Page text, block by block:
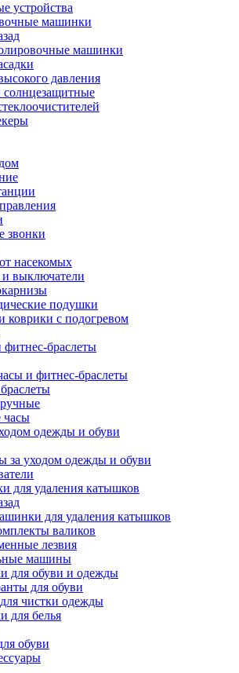
устройства
машинки
машинки
давления
звонки
насекомых
и выключатели
подушки
коврики с подогревом
браслеты
и фитнес-браслеты
часы
одежды и обуви
за уходом одежды и обуви
для удаления катышков
для удаления катышков
валиков
лезвия
машины
для обуви и одежды
для обуви
чистки одежды
для белья
обуви